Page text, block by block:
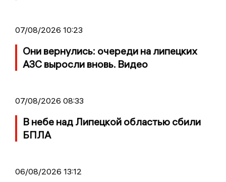
07/08/2026 10:23
Они вернулись: очереди на липецких
АЗС выросли вновь. Видео
07/08/2026 08:33
В небе над Липецкой областью сбили
БПЛА
06/08/2026 13:12